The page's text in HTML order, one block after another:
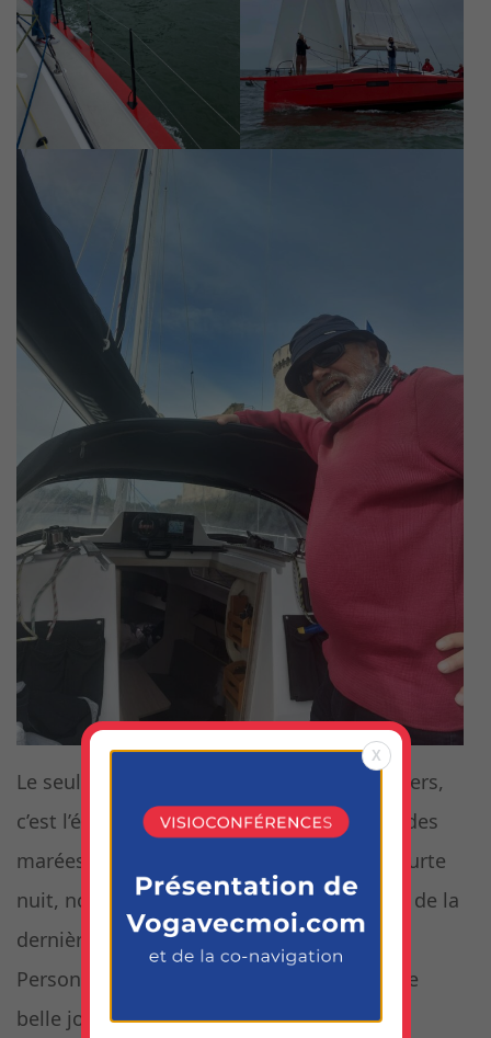
Le seul inconvénient du bassin des chalutiers,
c’est l’écluse qui rend la flottille tributaire des
marées pour l’heure du levé. Après une courte
nuit, nous voilà donc debout pour profiter de la
dernière ouverture du pont levant à 7h45.
Personne ne regrette de se lever si tôt, une
belle journée de navigation nous attend.
X